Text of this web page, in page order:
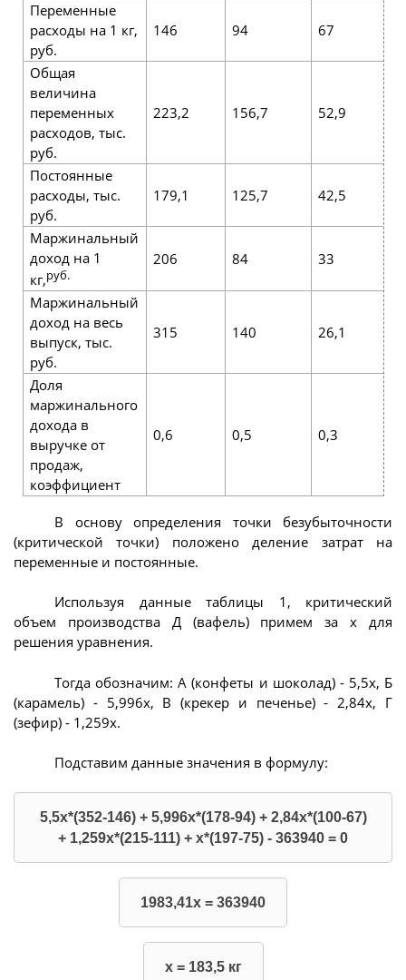
Переменные
расходы на 1 кг,
руб.
146 94 67
Общая
величина
переменных
расходов, тыс.
руб.
223,2 156,7 52,9
Постоянные
расходы, тыс.
руб.
179,1 125,7 42,5
Маржинальный
доход на 1
кг,руб.
206 84 33
Маржинальный
доход на весь
выпуск, тыс.
руб.
315 140 26,1
Доля
маржинального
дохода в
выручке от
продаж,
коэффициент
0,6 0,5 0,3
В основу определения точки безубыточности
(критической точки) положено деление затрат на
переменные и постоянные.
Используя данные таблицы 1, критический
объем производства Д (вафель) примем за х для
решения уравнения.
Тогда обозначим: А (конфеты и шоколад) - 5,5х, Б
(карамель) - 5,996х, В (крекер и печенье) - 2,84х, Г
(зефир) - 1,259х.
Подставим данные значения в формулу:
5,5х*(352-146) + 5,996х*(178-94) + 2,84х*(100-67)
+ 1,259х*(215-111) + х*(197-75) - 363940 = 0
1983,41х = 363940
x = 183,5 кг